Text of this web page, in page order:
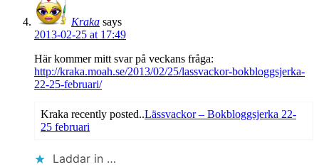
Kraka says
2013-02-25 at 17:49
Här kommer mitt svar på veckans fråga:
http://kraka.moah.se/2013/02/25/lassvackor-bokbloggsjerka-
22-25-februari/
Kraka recently posted..Lässvackor – Bokbloggsjerka 22-
25 februari
Laddar in …